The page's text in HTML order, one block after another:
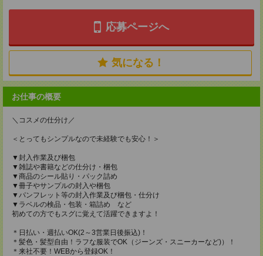
応募ページへ
気になる！
お仕事の概要
＼コスメの仕分け／
＜とってもシンプルなので未経験でも安心！＞
▼封入作業及び梱包
▼雑誌や書籍などの仕分け・梱包
▼商品のシール貼り・パック詰め
▼冊子やサンプルの封入や梱包
▼パンフレット等の封入作業及び梱包・仕分け
▼ラベルの検品・包装・箱詰め など
初めての方でもスグに覚えて活躍できますよ！
＊日払い・週払いOK(2～3営業日後振込)！
＊髪色・髪型自由！ラフな服装でOK（ジーンズ・スニーカーなど)）！
＊来社不要！WEBから登録OK！